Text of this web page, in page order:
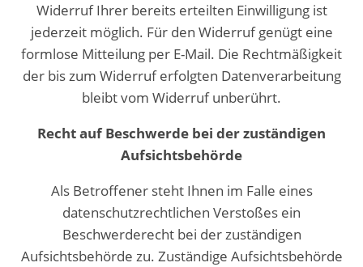
Widerruf Ihrer bereits erteilten Einwilligung ist
jederzeit möglich. Für den Widerruf genügt eine
formlose Mitteilung per E-Mail. Die Rechtmäßigkeit
der bis zum Widerruf erfolgten Datenverarbeitung
bleibt vom Widerruf unberührt.
Recht auf Beschwerde bei der zuständigen
Aufsichtsbehörde
Als Betroffener steht Ihnen im Falle eines
datenschutzrechtlichen Verstoßes ein
Beschwerderecht bei der zuständigen
Aufsichtsbehörde zu. Zuständige Aufsichtsbehörde